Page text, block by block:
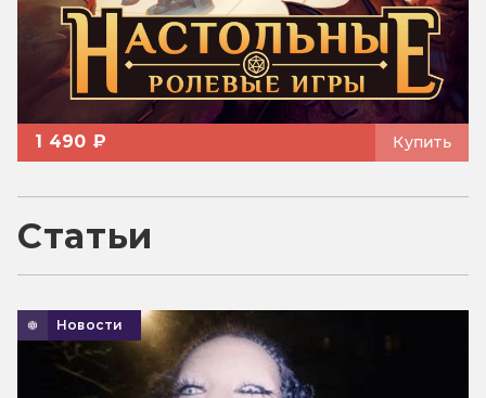
1 490 ₽ Купить
Статьи
Новости